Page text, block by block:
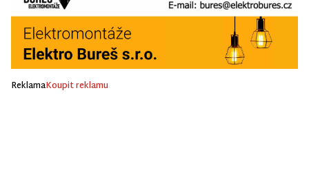
ReklamaKoupit reklamu